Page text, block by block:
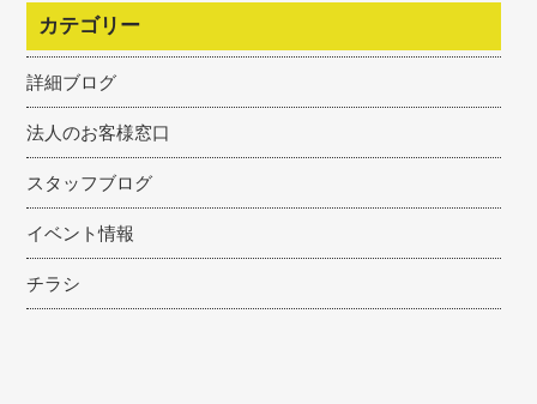
カテゴリー
詳細ブログ
法人のお客様窓口
スタッフブログ
イベント情報
チラシ